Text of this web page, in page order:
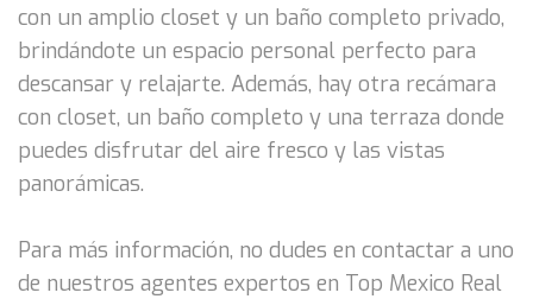
con un amplio closet y un baño completo privado,
brindándote un espacio personal perfecto para
descansar y relajarte. Además, hay otra recámara
con closet, un baño completo y una terraza donde
puedes disfrutar del aire fresco y las vistas
panorámicas.
Para más información, no dudes en contactar a uno
de nuestros agentes expertos en Top Mexico Real